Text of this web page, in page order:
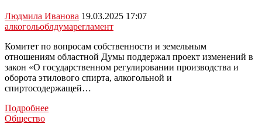
Людмила Иванова 19.03.2025 17:07
алкогольоблдумарегламент
Комитет по вопросам собственности и земельным
отношениям областной Думы поддержал проект изменений в
закон «О государственном регулировании производства и
оборота этилового спирта, алкогольной и
спиртосодержащей…
ПодробнееСезонная
Общество